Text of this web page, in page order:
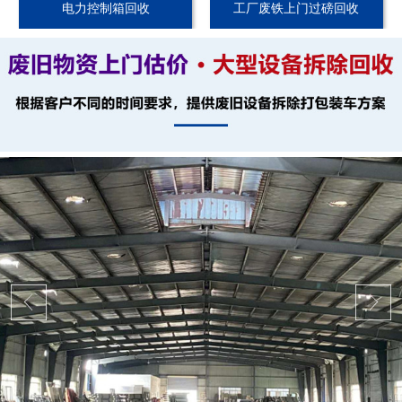
电力控制箱回收 工厂废铁上门过磅回收